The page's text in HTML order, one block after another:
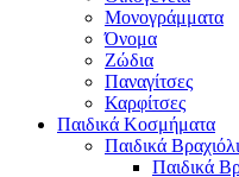
Μονογράμματα
Όνομα
Ζώδια
Παναγίτσες
Καρφίτσες
Παιδικά Κοσμήματα
Παιδικά
Παιδικά